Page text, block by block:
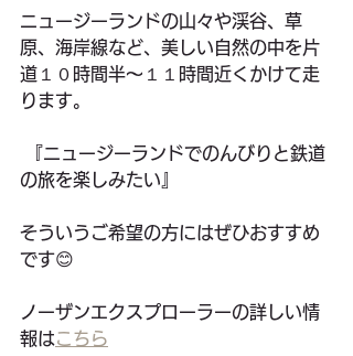
ニュージーランドの山々や渓谷、草
原、海岸線など、美しい自然の中を片
道１０時間半〜１１時間近くかけて走
ります。
の旅を楽しみたい』
そういうご希望の方にはぜひおすすめ
です😊
ノーザンエクスプローラーの詳しい情
報はこちら